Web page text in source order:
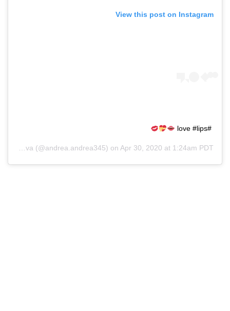
View this post on Instagram
#love #lips
Andrea Ivanova (@andrea.andrea345) on Apr 30, 2020 at 1:24am PDT